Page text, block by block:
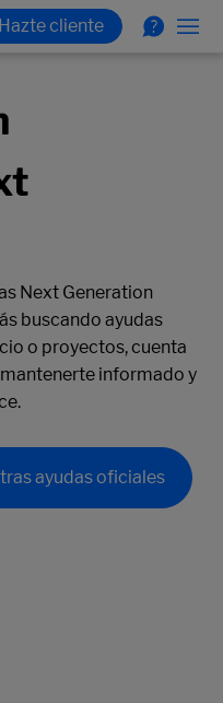
Next Generation
buscando ayudas
o proyectos, cuenta
informado y
ayudas oficiales